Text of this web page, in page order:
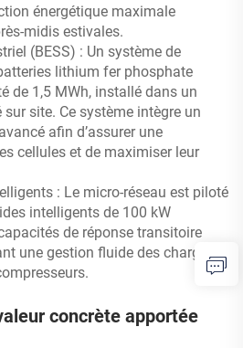
énergétique maximale
midis estivales.
(BESS) : Un système de
lithium fer phosphate
de 1,5 MWh, installé dans un
site. Ce système intègre un
afin d’assurer une
cellules et de maximiser leur
: Le micro-réseau est piloté
intelligents de 100 kW
de réponse transitoire
une gestion fluide des charges
concrète apportée